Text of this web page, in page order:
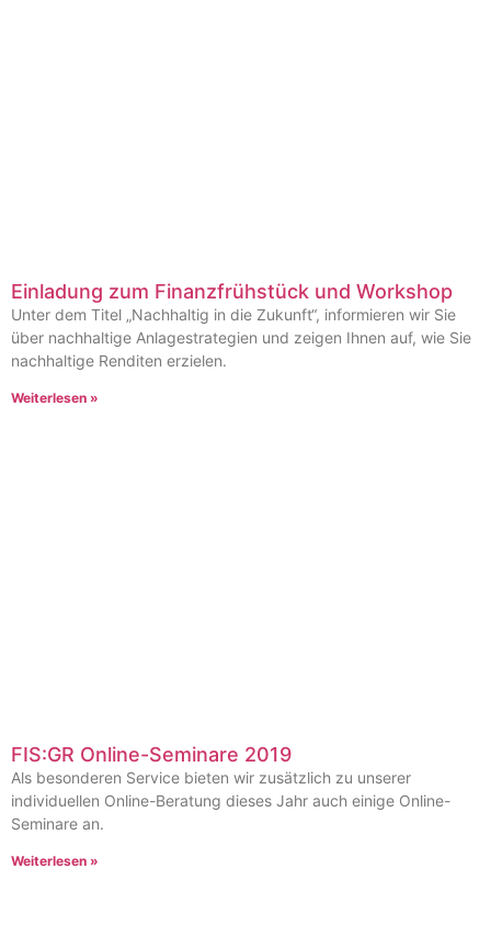
Einladung zum Finanzfrühstück und Workshop
Unter dem Titel „Nachhaltig in die Zukunft“, informieren wir Sie
über nachhaltige Anlagestrategien und zeigen Ihnen auf, wie Sie
nachhaltige Renditen erzielen.
Weiterlesen »
FIS:GR Online-Seminare 2019
Als besonderen Service bieten wir zusätzlich zu unserer
individuellen Online-Beratung dieses Jahr auch einige Online-
Seminare an.
Weiterlesen »